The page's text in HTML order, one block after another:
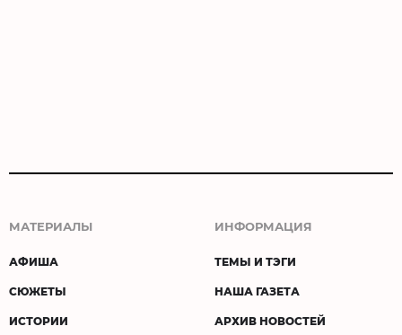
МАТЕРИАЛЫ
АФИША
СЮЖЕТЫ
ИСТОРИИ
ИНФОРМАЦИЯ
ТЕМЫ И ТЭГИ
НАША ГАЗЕТА
АРХИВ НОВОСТЕЙ